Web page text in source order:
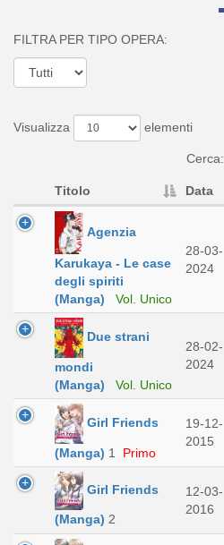
FILTRA PER TIPO OPERA:
Visualizza elementi
Cerca:
Titolo Data
Agenzia
Karukaya - Le case
degli spiriti
(Manga)
Vol. Unico
28-03-
2024
Due strani
mondi
(Manga)
Vol. Unico
28-02-
2024
Girl Friends
(Manga) 1 Primo
19-12-
2015
Girl Friends
(Manga) 2
12-03-
2016